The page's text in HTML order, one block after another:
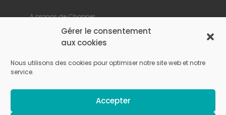
Gérer le consentement
aux cookies
Nous utilisons des cookies pour optimiser notre site web et notre
service.
Accepter
A propos de Chopper
Foire aux questions
Nous contacter
Mentions légales–